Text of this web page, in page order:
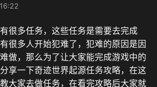
很多任务，这些任务是需要去完成
很多人开始犯难了，犯难的原因是因
做，那么为了让大家能完成游戏中的
享一下奇迹世界起源任务攻略，在这
大家去做任务，在看完攻略后大家就